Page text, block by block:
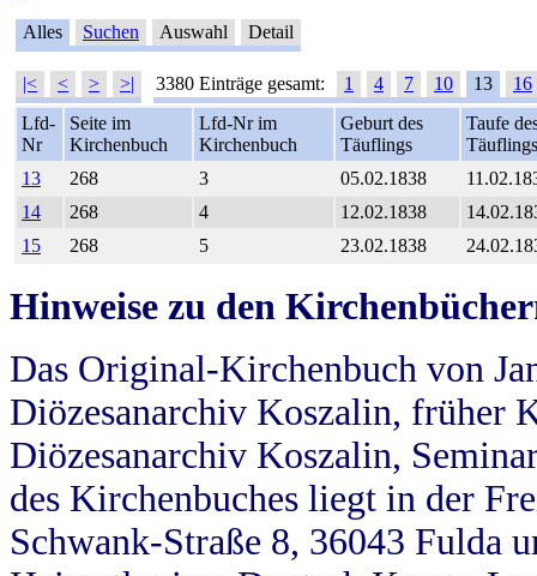
Alles Suchen Auswahl Detail
|< < > >| 3380 Einträge gesamt: 1 4 7 10 13
16
Lfd-
Nr
Seite im
Kirchenbuch
Lfd-Nr im
Kirchenbuch
Geburt des
Täuflings
Taufe
Täuflings
13
268 3 05.02.1838
14
268 4 12.02.1838
15
268 5 23.02.1838
Hinweise zu den
Das Original-Kirchenbuch von
Diözesanarchiv Koszalin, früher
Diözesanarchiv Koszalin,
des Kirchenbuches liegt in der
Schwank-Straße 8, 36043 Fulda